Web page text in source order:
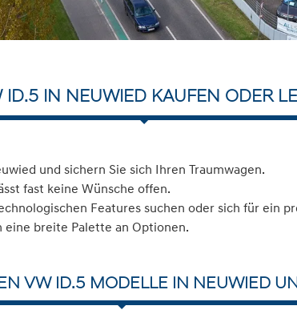
ID.5 IN NEUWIED KAUFEN ODER
und sichern Sie sich Ihren Traumwagen.
fast keine Wünsche offen.
Features suchen oder sich für ein
breite Palette an Optionen.
VW ID.5 MODELLE IN NEUWIED